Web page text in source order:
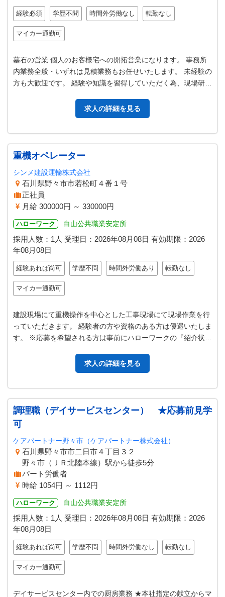
経験必須 学歴不問 時間外労働なし 転勤なし
マイカー通勤可
墓石の営業 個人のお客様宅への開拓営業になります。 事務所
内業務全般・いずれは見積業務もお任せいたします。 未経験の
方も大歓迎です。 経験や知識を習得していただく為、現場研修
求人の詳細を見る
重機オペレーター
シンメ建設運輸株式会社
石川県野々市市若松町４番１号
正社員
月給 300000円 ～ 330000円
ハローワーク 白山公共職業安定所
採用人数：1人 受理日： 2026年08月08日 有効期限： 2026
年08月08日
経験あれば尚可 学歴不問 時間外労働あり 転勤なし
マイカー通勤可
建設現場にて重機操作を中心とした工事現場にて現場作業を行
っていただきます。 経験者の方や資格のある方は優遇いたしま
す。 ※応募を希望される方は事前にハローワークの『紹介状』
求人の詳細を見る
調理職（デイサービスセンター） ★応募前見学
可
ケアパートナー野々市（ケアパートナー株式会社）
石川県野々市市二日市４丁目３２
野々市（ＪＲ北陸本線）駅から徒歩5分
パート労働者
時給 1054円 ～ 1112円
ハローワーク 白山公共職業安定所
採用人数：1人 受理日： 2026年08月08日 有効期限： 2026
年08月08日
経験あれば尚可 学歴不問 時間外労働なし 転勤なし
マイカー通勤可
デイサービスセンター内での厨房業務 ★本社指定の献立からマ